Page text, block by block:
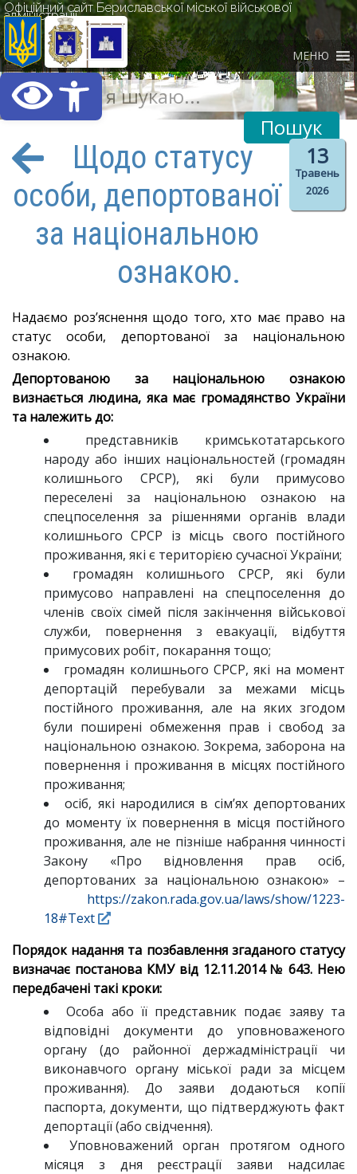
Відкрити Панель
Офіційний сайт Бериславської міської військової
адміністрації
МЕНЮ
13
Травень
2026
Щодо статусу
особи, депортованої
за національною
ознакою.
Надаємо розʼяснення щодо того, хто має право на
статус особи, депортованої за національною
ознакою.
Депортованою за національною ознакою
визнається людина, яка має громадянство України
та належить до:
представників кримськотатарського
народу або інших національностей (громадян
колишнього СРСР), які були примусово
переселені за національною ознакою на
спецпоселення за рішеннями органів влади
колишнього СРСР із місць свого постійного
проживання, які є територією сучасної України;
громадян колишнього СРСР, які були
примусово направлені на спецпоселення до
членів своїх сімей після закінчення військової
служби, повернення з евакуації, відбуття
примусових робіт, покарання тощо;
громадян колишнього СРСР, які на момент
депортацій перебували за межами місць
постійного проживання, але на яких згодом
були поширені обмеження прав і свобод за
національною ознакою. Зокрема, заборона на
повернення і проживання в місцях постійного
проживання;
осіб, які народилися в сім’ях депортованих
до моменту їх повернення в місця постійного
проживання, але не пізніше набрання чинності
Закону «Про відновлення прав осіб,
депортованих за національною ознакою» –
https://zakon.rada.gov.ua/laws/show/1223-
18#Text
Порядок надання та позбавлення згаданого статусу
визначає постанова КМУ від 12.11.2014 № 643. Нею
передбачені такі кроки:
Особа або її представник подає заяву та
відповідні документи до уповноваженого
органу (до районної держадміністрації чи
виконавчого органу міської ради за місцем
проживання). До заяви додаються копії
паспорта, документи, що підтверджують факт
депортації (або свідчення).
Уповноважений орган протягом одного
місяця з дня реєстрації заяви надсилає